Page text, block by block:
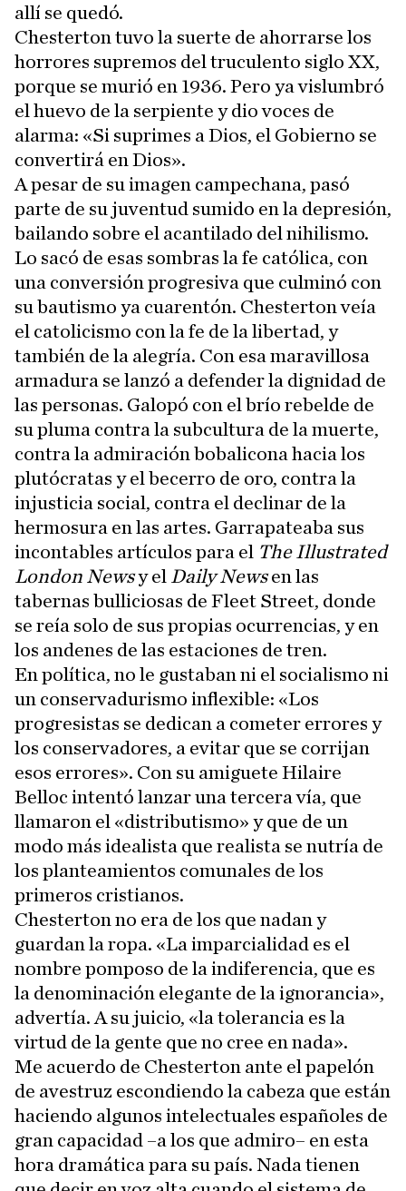
allí se quedó.
Chesterton tuvo la suerte de ahorrarse los
horrores supremos del truculento siglo XX,
porque se murió en 1936. Pero ya vislumbró
el huevo de la serpiente y dio voces de
alarma: «Si suprimes a Dios, el Gobierno se
convertirá en Dios».
A pesar de su imagen campechana, pasó
parte de su juventud sumido en la depresión,
bailando sobre el acantilado del nihilismo.
Lo sacó de esas sombras la fe católica, con
una conversión progresiva que culminó con
su bautismo ya cuarentón. Chesterton veía
el catolicismo con la fe de la libertad, y
también de la alegría. Con esa maravillosa
armadura se lanzó a defender la dignidad de
las personas. Galopó con el brío rebelde de
su pluma contra la subcultura de la muerte,
contra la admiración bobalicona hacia los
plutócratas y el becerro de oro, contra la
injusticia social, contra el declinar de la
hermosura en las artes. Garrapateaba sus
incontables artículos para el The Illustrated
London Newsy el Daily Newsen las
tabernas bulliciosas de Fleet Street, donde
se reía solo de sus propias ocurrencias, y en
los andenes de las estaciones de tren.
En política, no le gustaban ni el socialismo ni
un conservadurismo inflexible: «Los
progresistas se dedican a cometer errores y
los conservadores, a evitar que se corrijan
esos errores». Con su amiguete Hilaire
Belloc intentó lanzar una tercera vía, que
llamaron el «distributismo» y que de un
modo más idealista que realista se nutría de
los planteamientos comunales de los
primeros cristianos.
Chesterton no era de los que nadan y
guardan la ropa. «La imparcialidad es el
nombre pomposo de la indiferencia, que es
la denominación elegante de la ignorancia»,
advertía. A su juicio, «la tolerancia es la
virtud de la gente que no cree en nada».
Me acuerdo de Chesterton ante el papelón
de avestruz escondiendo la cabeza que están
haciendo algunos intelectuales españoles de
gran capacidad –a los que admiro– en esta
hora dramática para su país. Nada tienen